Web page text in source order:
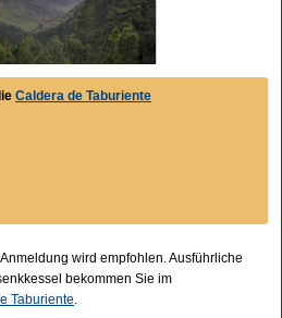
Caldera de Taburiente
wird empfohlen. Ausführliche
bekommen Sie im
Taburiente.